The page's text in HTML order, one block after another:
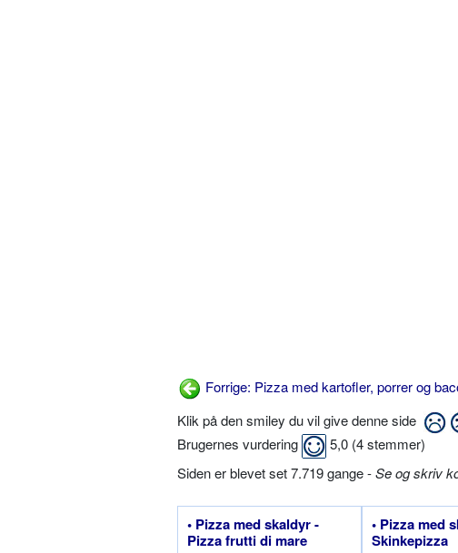
Forrige: Pizza med kartofler, porrer og
Klik på den smiley du vil give denne side
Brugernes vurdering
5,0 (4stemmer)
Siden er blevet set 7.719 gange -Se og skriv
• Pizza med skaldyr -
Pizza frutti di mare
• Pizza med
Skinkepizza